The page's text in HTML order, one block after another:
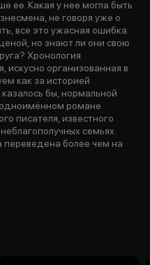
ее. Какая у нее могла быть
не говоря уже о
все это ужасная ошибка.
но знают ли они свою
Хронология
искусно организованная в
как за историей
бы, нормальной
романе
писателя, известного
семьях.
переведена более чем на